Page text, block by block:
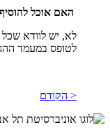
האם אוכל
לא, יש לוודא
לטופס במעמד
< הקודם